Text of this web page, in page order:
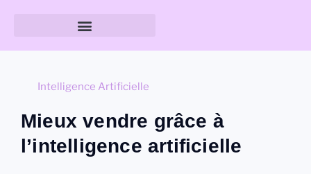
Intelligence Artificielle
Mieux vendre grâce à
l’intelligence artificielle